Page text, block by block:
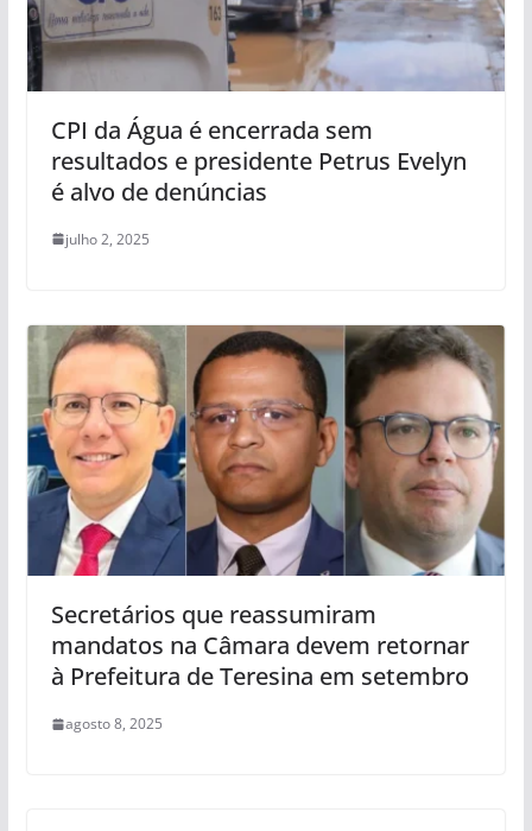
CPI da Água é encerrada sem
resultados e presidente Petrus Evelyn
é alvo de denúncias
julho 2, 2025
Secretários que reassumiram
mandatos na Câmara devem retornar
à Prefeitura de Teresina em setembro
agosto 8, 2025